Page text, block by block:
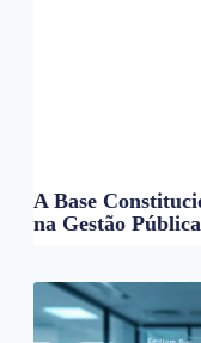
A Base
na Gestão Pública